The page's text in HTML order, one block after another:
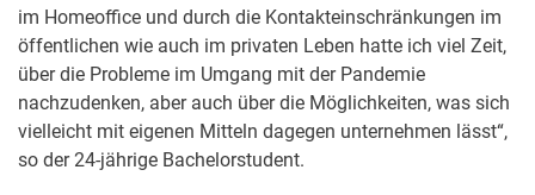
im Homeoffice und durch die Kontakteinschränkungen im
öffentlichen wie auch im privaten Leben hatte ich viel Zeit,
über die Probleme im Umgang mit der Pandemie
nachzudenken, aber auch über die Möglichkeiten, was sich
vielleicht mit eigenen Mitteln dagegen unternehmen lässt“,
so der 24-jährige Bachelorstudent.